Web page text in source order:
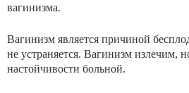
вагинизма.
Вагинизм является причиной
не устраняется. Вагинизм излечим,
настойчивости больной.